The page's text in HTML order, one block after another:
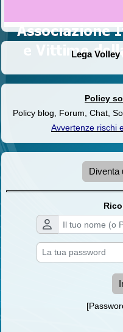
Lega Volley
Policy
Policy blog, Forum, Chat,
Avvertenze rischi
Diventa